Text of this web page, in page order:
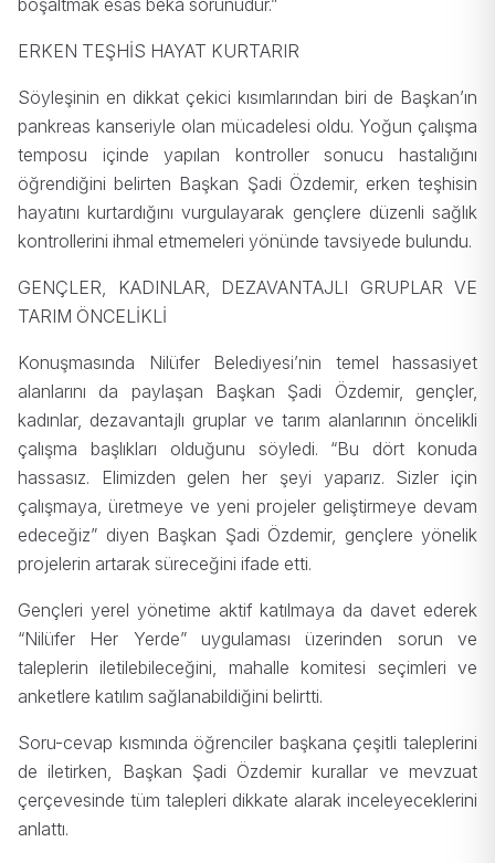
boşaltmak esas beka sorunudur.”
ERKEN TEŞHİS HAYAT KURTARIR
Söyleşinin en dikkat çekici kısımlarından biri de Başkan’ın
pankreas kanseriyle olan mücadelesi oldu. Yoğun çalışma
temposu içinde yapılan kontroller sonucu hastalığını
öğrendiğini belirten Başkan Şadi Özdemir, erken teşhisin
hayatını kurtardığını vurgulayarak gençlere düzenli sağlık
kontrollerini ihmal etmemeleri yönünde tavsiyede bulundu.
GENÇLER, KADINLAR, DEZAVANTAJLI GRUPLAR VE
TARIM ÖNCELİKLİ
Konuşmasında Nilüfer Belediyesi’nin temel hassasiyet
alanlarını da paylaşan Başkan Şadi Özdemir, gençler,
kadınlar, dezavantajlı gruplar ve tarım alanlarının öncelikli
çalışma başlıkları olduğunu söyledi. “Bu dört konuda
hassasız. Elimizden gelen her şeyi yaparız. Sizler için
çalışmaya, üretmeye ve yeni projeler geliştirmeye devam
edeceğiz” diyen Başkan Şadi Özdemir, gençlere yönelik
projelerin artarak süreceğini ifade etti.
Gençleri yerel yönetime aktif katılmaya da davet ederek
“Nilüfer Her Yerde” uygulaması üzerinden sorun ve
taleplerin iletilebileceğini, mahalle komitesi seçimleri ve
anketlere katılım sağlanabildiğini belirtti.
Soru-cevap kısmında öğrenciler başkana çeşitli taleplerini
de iletirken, Başkan Şadi Özdemir kurallar ve mevzuat
çerçevesinde tüm talepleri dikkate alarak inceleyeceklerini
anlattı.